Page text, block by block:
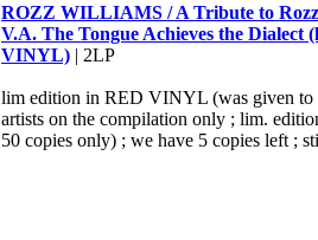
ROZZ WILLIAMS / A Tribute to
V.A. The Tongue Achieves the Dialect
VINYL) | 2LP
lim edition in RED VINYL (was given to
artists on the compilation only ; lim.
50 copies only) ; we have 5 copies left ;